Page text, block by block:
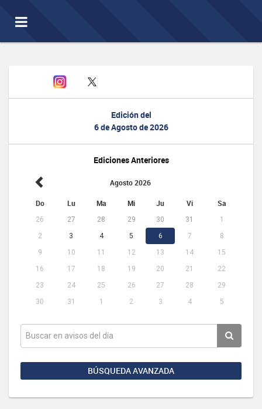
Toggle
navigation
Edición del
6 de Agosto de 2026
Ediciones Anteriores
Agosto 2026
Do Lu Ma Mi Ju Vi Sa
26 27 28 29 30 31
1
2
3 4 5 6 7
8
9
10 11 12 13 14
15
16
17 18 19 20 21
22
23
24 25 26 27 28
29
30
31 1 2 3 4 5
BÚSQUEDA AVANZADA